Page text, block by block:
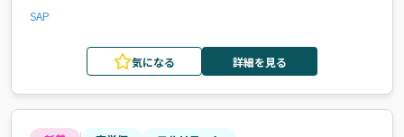
SAP
気になる 詳細を見る